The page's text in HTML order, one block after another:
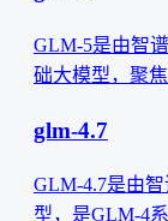
GLM-5‌是由智
础大模型，聚
glm-4.7
GLM-4.7‌是由
型，是GLM-4